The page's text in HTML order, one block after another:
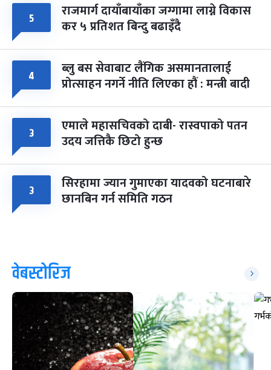
५ राजमार्ग दायाँबायाँका जग्गामा लाग्ने विकास
कर ५ प्रतिशत बिन्दु बढाइँदै
४ ब्लु बस सेवाबाट लैंगिक असमानतालाई
प्रोत्साहन नगर्ने नीति लिएका हौं : मन्त्री बादी
३ एमाले महासचिवको दाबी- रास्वपाको पतन
उदय जत्तिकै छिटो हुन्छ
३ सिरहामा ज्यान गुमाएका यादवको घटनाबारे
छानबिन गर्न समिति गठन
वेबस्टोरिज